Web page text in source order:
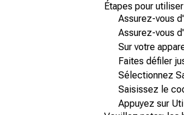
Étapes pour
Assurez-vous
Assurez-vous
Sur votre
Faites défiler
Sélectionnez
Saisissez le
Appuyez sur